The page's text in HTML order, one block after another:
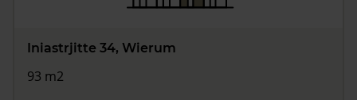
Iniastrjitte 34, Wierum
93 m2